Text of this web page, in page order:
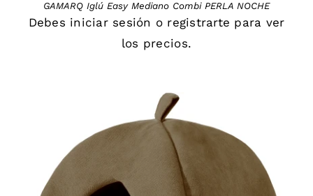
GAMARQ Iglú Easy Mediano Combi PERLA NOCHE
Debes iniciar sesión o registrarte para ver
los precios.